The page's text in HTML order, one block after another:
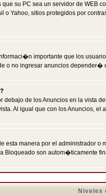
su PC sea un servidor de
o Yahoo, sitios protegidos por
importante que los
o no ingresar anuncios
debajo de los Anuncios en la
Al igual que con los Anuncios,
esta manera por el administrador
Bloqueado son autom�ticamente
Niveles